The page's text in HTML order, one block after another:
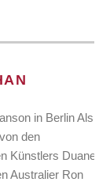
in Berlin Als
den
Künstlers Duane
Australier Ron